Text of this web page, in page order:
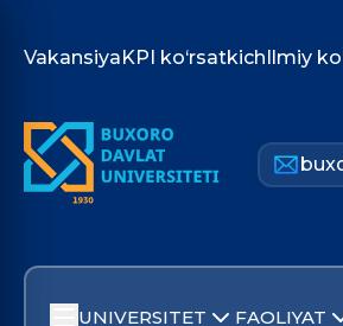
VakansiyaKPI ko‘rsatkichIlmiy
UNIVERSITET FAOLIYAT